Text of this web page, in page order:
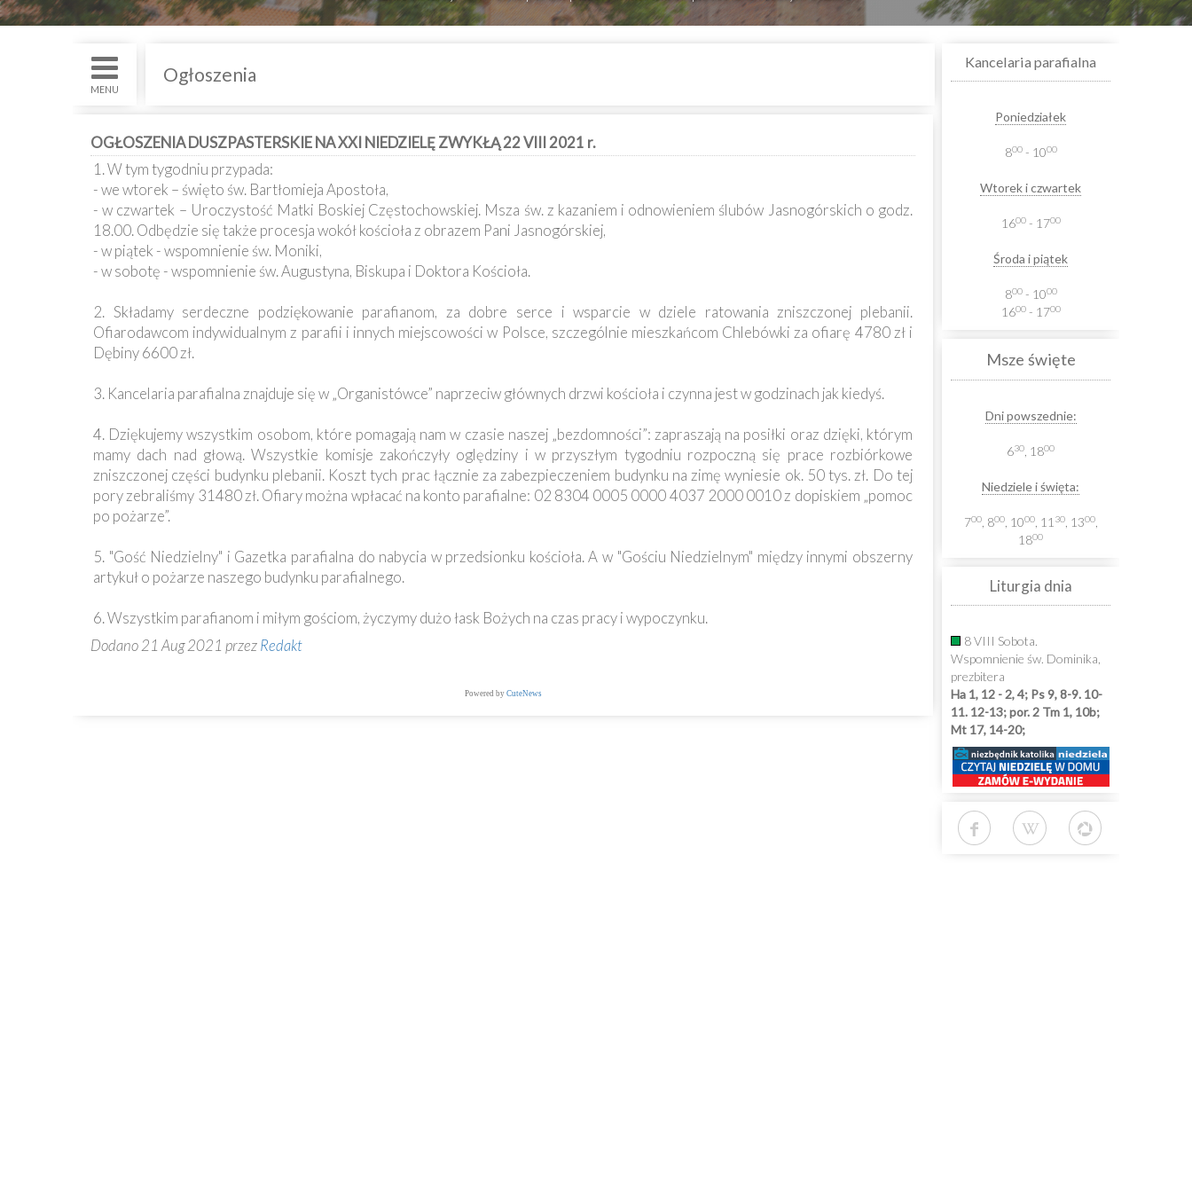
św.
i
MENU
Ogłoszenia
OGŁOSZENIA DUSZPASTERSKIE NA XXI NIEDZIELĘ ZWYKŁĄ 22 VIII 2021 r.
1. W tym tygodniu przypada:
- we wtorek – święto św. Bartłomieja Apostoła,
- w czwartek – Uroczystość Matki Boskiej Częstochowskiej. Msza św. z kazaniem i odnowieniem ślubów Jasnogórskich o godz.
18.00. Odbędzie się także procesja wokół kościoła z obrazem Pani Jasnogórskiej,
- w piątek - wspomnienie św. Moniki,
- w sobotę - wspomnienie św. Augustyna, Biskupa i Doktora Kościoła.
2. Składamy serdeczne podziękowanie parafianom, za dobre serce i wsparcie w dziele ratowania zniszczonej plebanii.
Ofiarodawcom indywidualnym z parafii i innych miejscowości w Polsce, szczególnie mieszkańcom Chlebówki za ofiarę 4780 zł i
Dębiny 6600 zł.
3. Kancelaria parafialna znajduje się w „Organistówce” naprzeciw głównych drzwi kościoła i czynna jest w godzinach jak kiedyś.
4. Dziękujemy wszystkim osobom, które pomagają nam w czasie naszej „bezdomności”: zapraszają na posiłki oraz dzięki, którym
mamy dach nad głową. Wszystkie komisje zakończyły oględziny i w przyszłym tygodniu rozpoczną się prace rozbiórkowe
zniszczonej części budynku plebanii. Koszt tych prac łącznie za zabezpieczeniem budynku na zimę wyniesie ok. 50 tys. zł. Do tej
pory zebraliśmy 31480 zł. Ofiary można wpłacać na konto parafialne: 02 8304 0005 0000 4037 2000 0010 z dopiskiem „pomoc
po pożarze”.
5. "Gość Niedzielny" i Gazetka parafialna do nabycia w przedsionku kościoła. A w "Gościu Niedzielnym" między innymi obszerny
artykuł o pożarze naszego budynku parafialnego.
6. Wszystkim parafianom i miłym gościom, życzymy dużo łask Bożych na czas pracy i wypoczynku.
Dodano 21 Aug 2021 przezRedakt
Powered by CuteNews
Kancelaria parafialna
Poniedziałek
800- 1000
Wtorek i czwartek
1600- 1700
Środa i piątek
800- 1000
1600- 1700
Msze święte
Dni powszednie:
630 , 1800
Niedziele i święta:
700, 800, 1000, 11 30, 1300,
1800
Liturgia dnia
8 VIII Sobota.
Wspomnienie św. Dominika,
prezbitera
Ha 1, 12 - 2, 4; Ps 9, 8-9. 10-
11. 12-13; por. 2 Tm 1, 10b;
Mt 17, 14-20;